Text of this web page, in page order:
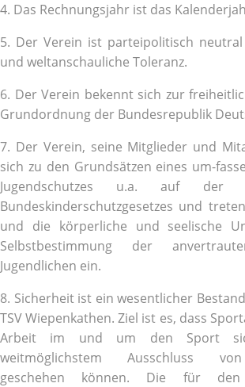
4. Das Rechnungsjahr ist das
5. Der Verein ist parteipolitisch
und weltanschauliche Toleranz.
6. Der Verein bekennt sich zur
Grundordnung der Bundesrepublik
7. Der Verein, seine Mitglieder und
sich zu den Grundsätzen eines um-
Jugendschutzes u.a. auf der
Bundeskinderschutzgesetzes und
und die körperliche und seelische
Selbstbestimmung der
Jugendlichen ein.
8. Sicherheit ist ein wesentlicher
TSV Wiepenkathen. Ziel ist es, dass
Arbeit im und um den Sport
weitmöglichstem Ausschluss
geschehen können. Die für